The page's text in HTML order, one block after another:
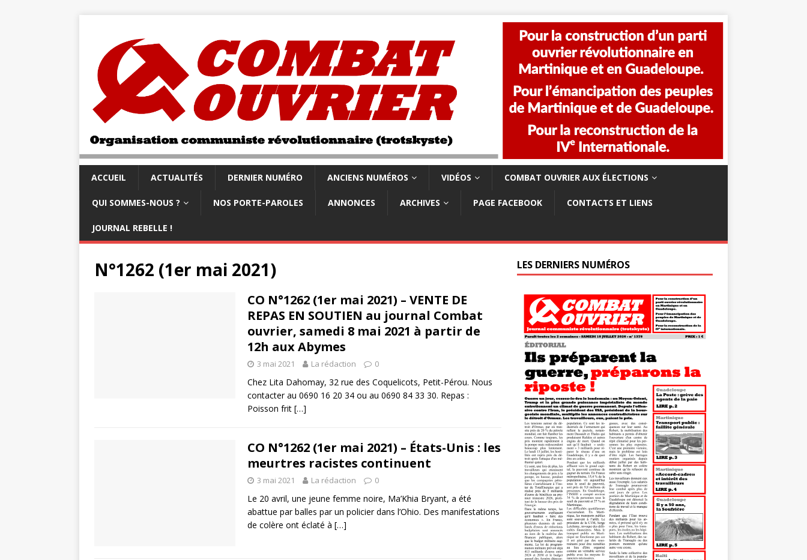
ACCUEIL ACTUALITÉS DERNIER NUMÉRO ANCIENS NUMÉROS VIDÉOS COMBAT OUVRIER AUX ÉLECTIONS
QUI SOMMES-NOUS ? NOS PORTE-PAROLES ANNONCES ARCHIVES PAGE FACEBOOK CONTACTS ET LIENS
JOURNAL REBELLE !
N°1262 (1er mai 2021)
CO N°1262 (1er mai 2021) – VENTE DE
REPAS EN SOUTIEN au journal Combat
ouvrier, samedi 8 mai 2021 à partir de
12h aux Abymes
3 mai 2021 La rédaction 0
Chez Lita Dahomay, 32 rue des Coquelicots, Petit-Pérou. Nous
contacter au 0690 16 20 34 ou au 0690 84 33 30. Repas :
Poisson frit […]
CO N°1262 (1er mai 2021) – États-Unis : les
meurtres racistes continuent
3 mai 2021 La rédaction 0
Le 20 avril, une jeune femme noire, Ma’Khia Bryant, a été
abattue par balles par un policier dans l’Ohio. Des manifestations
de colère ont éclaté à […]
LES DERNIERS NUMÉROS